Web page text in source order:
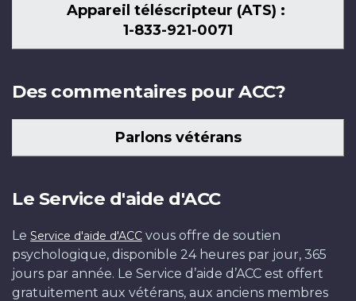
Appareil téléscripteur (ATS) :
1-833-921-0071
Des commentaires pour ACC?
Parlons vétérans
Le Service d'aide d'ACC
Le Service d'aide d'ACC vous offre de soutien
psychologique, disponible 24 heures par jour, 365
jours par année. Le Service d’aide d’ACC est offert
gratuitement aux vétérans, aux anciens membres